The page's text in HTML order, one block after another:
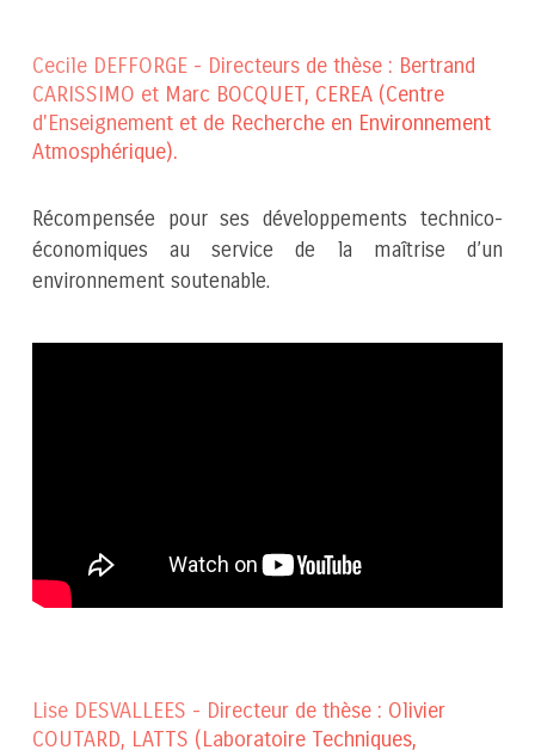
Cecile DEFFORGE - Directeurs de thèse : Bertrand
CARISSIMO et Marc BOCQUET, CEREA (Centre
d'Enseignement et de Recherche en Environnement
Atmosphérique).
Récompensée pour ses développements technico-
économiques au service de la maîtrise d’un
environnement soutenable.
Lise DESVALLEES - Directeur de thèse : Olivier
COUTARD, LATTS (Laboratoire Techniques,